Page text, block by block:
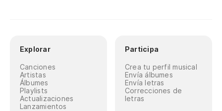
Explorar
Canciones
Artistas
Álbumes
Playlists
Actualizaciones
Lanzamientos
Participa
Crea tu perfil musical
Envía álbumes
Envía letras
Correcciones de
letras